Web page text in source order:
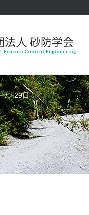
/ 29日